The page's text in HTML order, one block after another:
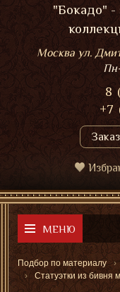
"Бокадо" -
Москва ул.
8
+7
МЕНЮ
Подбор по материалу
Статуэтки из бивня